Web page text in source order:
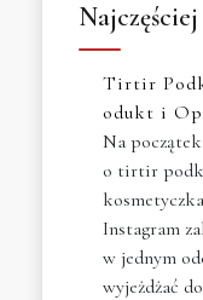
Tirtir
odukt i
Na
o tirtir
Instagram
w jednym
wyjeżdżać